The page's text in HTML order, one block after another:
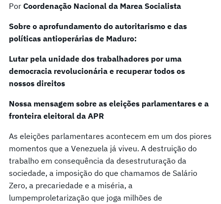
Por Coordenação Nacional da Marea Socialista
Sobre o aprofundamento do autoritarismo e das
políticas antioperárias de Maduro:
Lutar pela unidade dos trabalhadores por uma
democracia revolucionária e recuperar todos os
nossos direitos
Nossa mensagem sobre as eleições parlamentares e a
fronteira eleitoral da APR
As eleições parlamentares acontecem em um dos piores
momentos que a Venezuela já viveu. A destruição do
trabalho em consequência da desestruturação da
sociedade, a imposição do que chamamos de Salário
Zero, a precariedade e a miséria, a
lumpemproletarização que joga milhões de